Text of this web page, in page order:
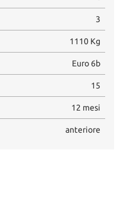
3
1110 Kg
Euro 6b
15
12 mesi
anteriore